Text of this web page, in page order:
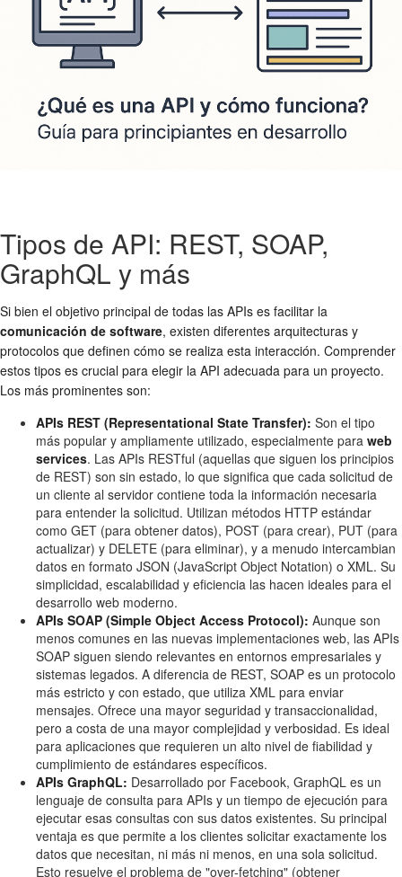
Tipos de API: REST, SOAP,
GraphQL y más
Si bien el objetivo principal de todas las APIs es facilitar la
comunicación de software, existen diferentes arquitecturas y
protocolos que definen cómo se realiza esta interacción. Comprender
estos tipos es crucial para elegir la API adecuada para un proyecto.
Los más prominentes son:
APIs REST (Representational State Transfer): Son el tipo
más popular y ampliamente utilizado, especialmente para web
services. Las APIs RESTful (aquellas que siguen los principios
de REST) son sin estado, lo que significa que cada solicitud de
un cliente al servidor contiene toda la información necesaria
para entender la solicitud. Utilizan métodos HTTP estándar
como GET (para obtener datos), POST (para crear), PUT (para
actualizar) y DELETE (para eliminar), y a menudo intercambian
datos en formato JSON (JavaScript Object Notation) o XML. Su
simplicidad, escalabilidad y eficiencia las hacen ideales para el
desarrollo web moderno.
APIs SOAP (Simple Object Access Protocol): Aunque son
menos comunes en las nuevas implementaciones web, las APIs
SOAP siguen siendo relevantes en entornos empresariales y
sistemas legados. A diferencia de REST, SOAP es un protocolo
más estricto y con estado, que utiliza XML para enviar
mensajes. Ofrece una mayor seguridad y transaccionalidad,
pero a costa de una mayor complejidad y verbosidad. Es ideal
para aplicaciones que requieren un alto nivel de fiabilidad y
cumplimiento de estándares específicos.
APIs GraphQL: Desarrollado por Facebook, GraphQL es un
lenguaje de consulta para APIs y un tiempo de ejecución para
ejecutar esas consultas con sus datos existentes. Su principal
ventaja es que permite a los clientes solicitar exactamente los
datos que necesitan, ni más ni menos, en una sola solicitud.
Esto resuelve el problema de "over-fetching" (obtener